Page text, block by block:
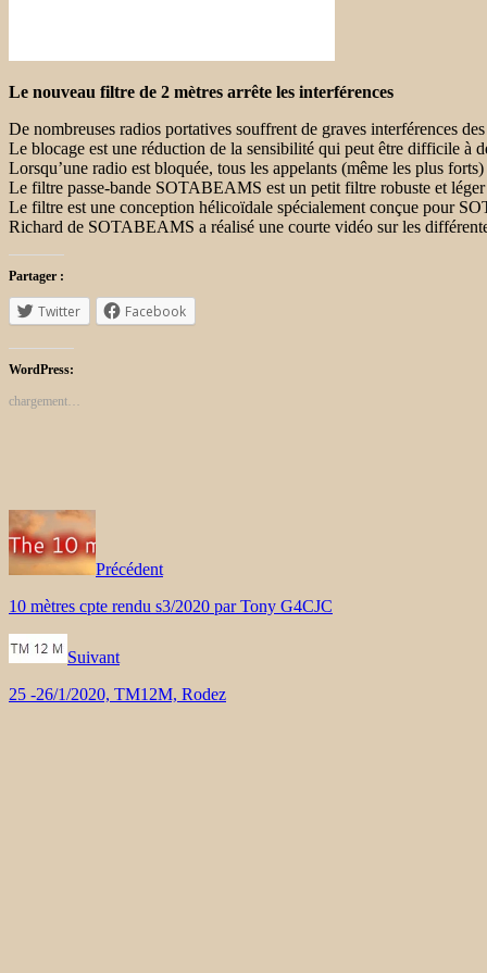
Le nouveau filtre de 2 mètres arrête les interférences
De nombreuses radios portatives souffrent de graves interférences
Le blocage est une réduction de la sensibilité qui peut être difficile à
Lorsqu’une radio est bloquée, tous les appelants (même les plus
Le filtre passe-bande SOTABEAMS est un petit filtre robuste et
Le filtre est une conception hélicoïdale spécialement conçue pour
Richard de SOTABEAMS a réalisé une courte vidéo sur les
Partager :
Twitter Facebook
WordPress:
chargement…
Précédent
10 mètres cpte rendu s3/2020 par Tony G4CJC
Suivant
25 -26/1/2020, TM12M, Rodez